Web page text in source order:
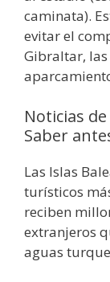
caminata).
evitar el
Gibraltar, las
Noticias
Saber
Las Islas
turísticos
reciben
extranjeros
aguas